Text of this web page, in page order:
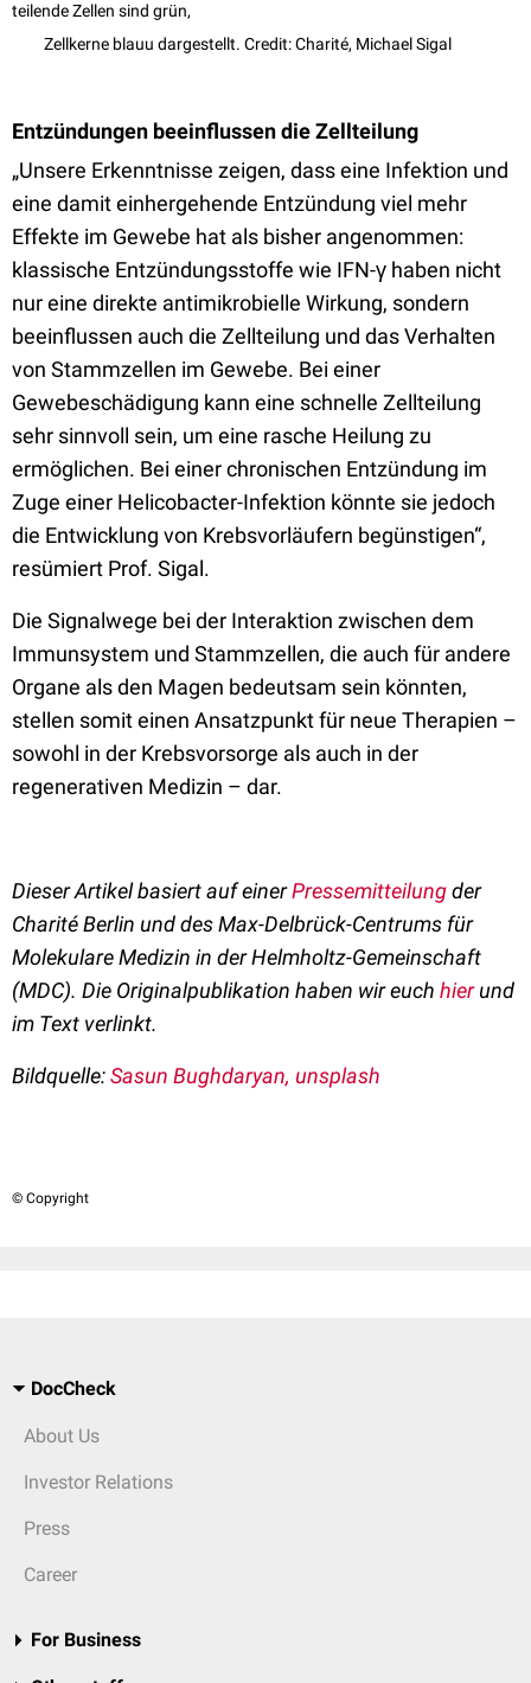
teilende Zellen sind grün,
Zellkerne blauu dargestellt. Credit: Charité, Michael Sigal
Entzündungen beeinflussen die Zellteilung
„Unsere Erkenntnisse zeigen, dass eine Infektion und
eine damit einhergehende Entzündung viel mehr
Effekte im Gewebe hat als bisher angenommen:
klassische Entzündungsstoffe wie IFN-γ haben nicht
nur eine direkte antimikrobielle Wirkung, sondern
beeinflussen auch die Zellteilung und das Verhalten
von Stammzellen im Gewebe. Bei einer
Gewebeschädigung kann eine schnelle Zellteilung
sehr sinnvoll sein, um eine rasche Heilung zu
ermöglichen. Bei einer chronischen Entzündung im
Zuge einer Helicobacter-Infektion könnte sie jedoch
die Entwicklung von Krebsvorläufern begünstigen“,
resümiert Prof. Sigal.
Die Signalwege bei der Interaktion zwischen dem
Immunsystem und Stammzellen, die auch für andere
Organe als den Magen bedeutsam sein könnten,
stellen somit einen Ansatzpunkt für neue Therapien –
sowohl in der Krebsvorsorge als auch in der
regenerativen Medizin – dar.
Dieser Artikel basiert auf einerPressemitteilungder
Charité Berlin und des Max-Delbrück-Centrums für
Molekulare Medizin in der Helmholtz-Gemeinschaft
(MDC). Die Originalpublikation haben wir euch hierund
im Text verlinkt.
Bildquelle:Sasun Bughdaryan, unsplash
© Copyright
DocCheck
About Us
Investor Relations
Press
Career
For Business